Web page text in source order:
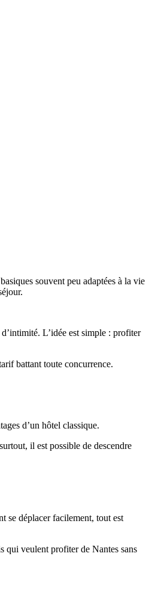
souvent peu adaptées à la vie
L’idée est simple : profiter
battant toute concurrence.
d’un hôtel classique.
il est possible de descendre
se déplacer facilement, tout est
qui veulent profiter de Nantes sans